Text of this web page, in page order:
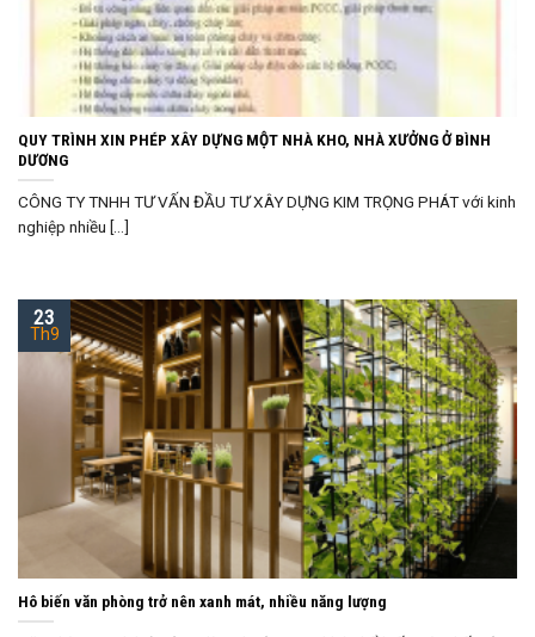
QUY TRÌNH XIN PHÉP XÂY DỰNG MỘT NHÀ KHO, NHÀ XƯỞNG Ở BÌNH
DƯƠNG
CÔNG TY TNHH TƯ VẤN ĐẦU TƯ XÂY DỰNG KIM TRỌNG PHÁT với kinh
nghiệp nhiều [...]
Hô biến văn phòng trở nên xanh mát, nhiều năng lượng
23
Th9